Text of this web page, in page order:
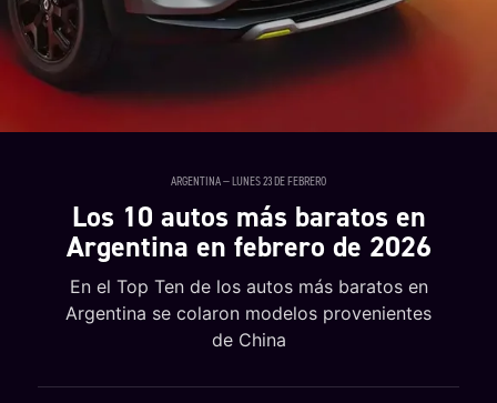
ARGENTINA — LUNES 23 DE FEBRERO
Los 10 autos más baratos en
Argentina en febrero de 2026
En el Top Ten de los autos más baratos en
Argentina se colaron modelos provenientes
de China